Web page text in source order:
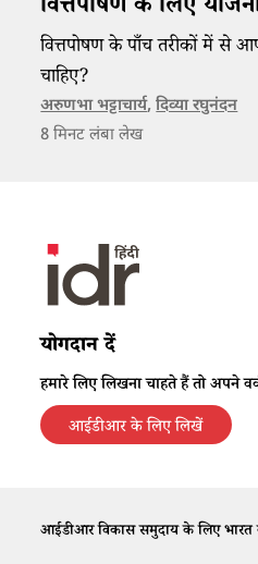
वित्तपोषण के लिए
वित्तपोषण के पाँच तरीकों में से
चाहिए?
अरुणभा भट्टाचार्य,दिव्या रघुनंदन
8 मिनट लंबा लेख
योगदान दें
हमारे लिए लिखना चाहते हैं तो अपने
आईडीआर के लिए लिखें
आईडीआर विकास समुदाय के लिए भारत